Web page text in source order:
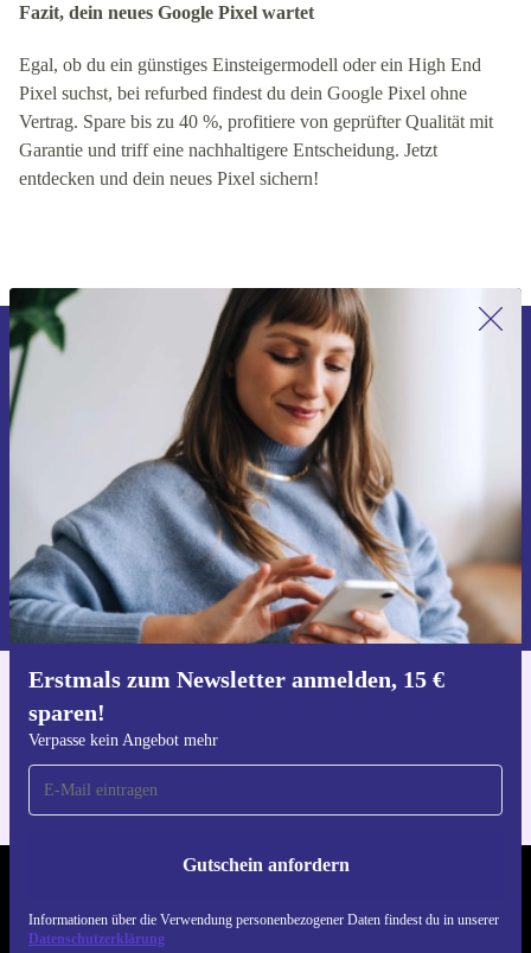
Fazit, dein neues Google Pixel wartet
Egal, ob du ein günstiges Einsteigermodell oder ein High End
Pixel suchst, bei refurbed findest du dein Google Pixel ohne
Vertrag. Spare bis zu 40 %, profitiere von geprüfter Qualität mit
Garantie und triff eine nachhaltigere Entscheidung. Jetzt
entdecken und dein neues Pixel sichern!
Erstmals zum Newsletter anmelden, 15 €
sparen!
Verpasse kein Angebot mehr
Gutschein anfordern
Informationen über die Verwendung personenbezogener Daten findest du in unserer
Datenschutzerklärung
Erstmals zum Newsletter anmelden,
15 € sparen!
Verpasse kein Angebot mehr.
Gutschein anfordern
Informationen über die Verwendung personenbezogener Daten findest
du in unsererDatenschutzerklärung.